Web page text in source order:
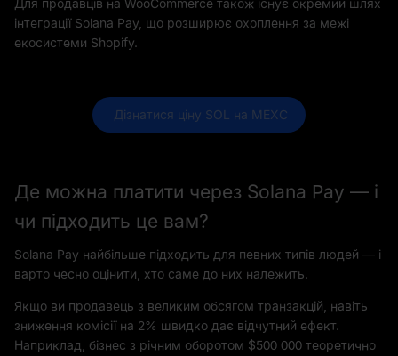
інтеграції Solana Pay, що розширює охоплення за межі
екосистеми Shopify.
Дізнатися ціну SOL на MEXC
Де можна платити через Solana Pay — і
чи підходить це вам?
Solana Pay найбільше підходить для певних типів людей — і
варто чесно оцінити, хто саме до них належить.
Якщо ви продавець з великим обсягом транзакцій, навіть
зниження комісії на 2% швидко дає відчутний ефект.
Наприклад, бізнес з річним оборотом $500 000 теоретично